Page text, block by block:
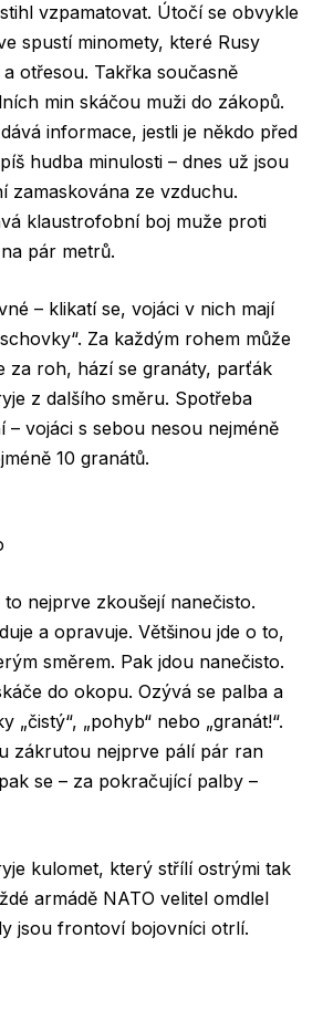
vzpamatovat. Útočí se obvykle
spustí minomety, které Rusy
otřesou. Takřka současně
min skáčou muži do zákopů.
informace, jestli je někdo před
hudba minulosti – dnes už jsou
zamaskována ze vzduchu.
klaustrofobní boj muže proti
pár metrů.
– klikatí se, vojáci v nich mají
Za každým rohem může
za roh, hází se granáty, parťák
z dalšího směru. Spotřeba
– vojáci s sebou nesou nejméně
10 granátů.
to nejprve zkoušejí nanečisto.
a opravuje. Většinou jde o to,
směrem. Pak jdou nanečisto.
do okopu. Ozývá se palba a
„čistý“, „pohyb“ nebo „granát!“.
zákrutou nejprve pálí pár ran
se – za pokračující palby –
kulomet, který střílí ostrými tak
armádě NATO velitel omdlel
jsou frontoví bojovníci otrlí.